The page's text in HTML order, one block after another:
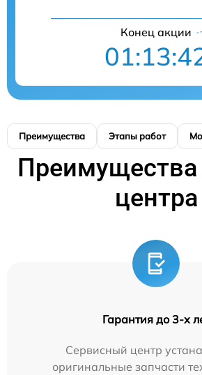
Конец акции
Преимущества Этапы работ
Преимущества
центра
Гарантия до 3-х
Сервисный центр
оригинальные запчасти